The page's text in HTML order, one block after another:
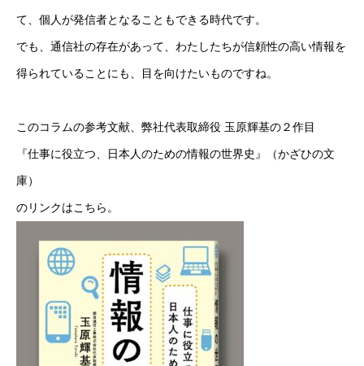
て、個人が発信者となることもできる時代です。
でも、通信社の存在があって、わたしたちが信頼性の高い情報を
得られていることにも、目を向けたいものですね。
このコラムの参考文献、弊社代表取締役 玉原輝基の２作目
『仕事に役立つ、日本人のための情報の世界史』（かざひの文
庫）
のリンクはこちら 。